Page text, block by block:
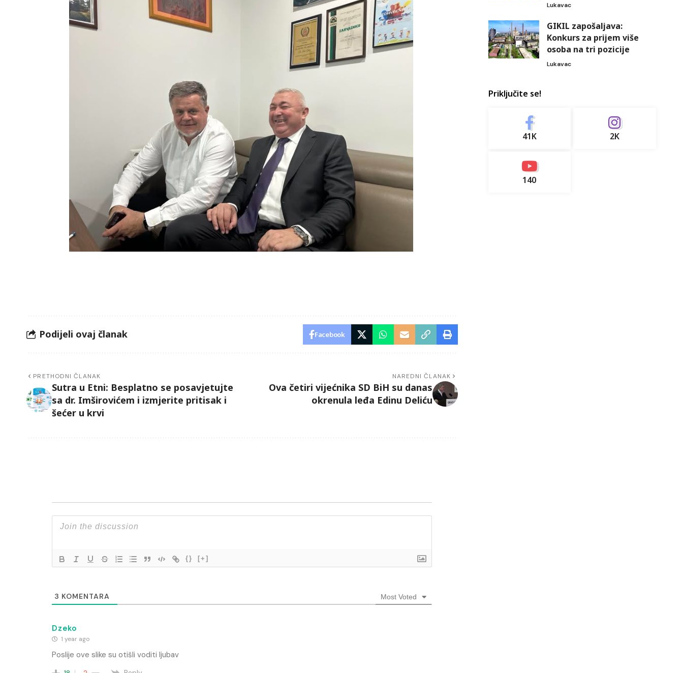
Podijeli ovaj članak Facebook
PRETHODNI ČLANAK
Sutra u Etni: Besplatno se posavjetujte
sa dr. Imširovićem i izmjerite pritisak i
šećer u krvi
NAREDNI ČLANAK
Ova četiri vijećnika SD BiH su danas
okrenula leđa Edinu Deliću
{} [+]
3 KOMENTARA Most Voted
Dzeko
1 year ago
Poslije ove slike su otišli voditi ljubav
Lukavac
GIKIL zapošaljava:
Konkurs za prijem više
osoba na tri pozicije
Lukavac
Priključite se!
41K 2K
140